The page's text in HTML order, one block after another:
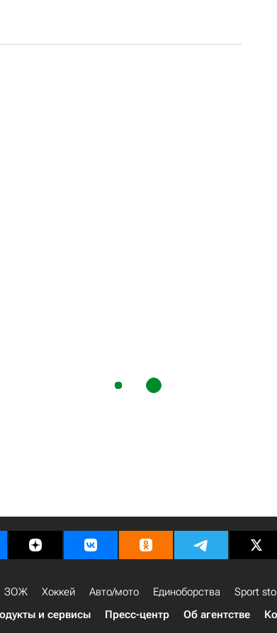
ЗОЖ Хоккей Авто/мото Единоборства
Sport
и сервисы Пресс-центр Об агентстве